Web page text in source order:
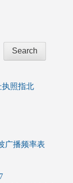
Search
执照指北
广播频率表